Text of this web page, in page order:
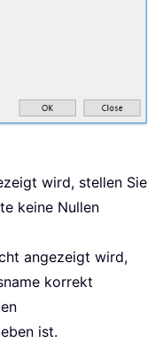
wird, stellen Sie
keine Nullen
angezeigt wird,
korrekt
ist.